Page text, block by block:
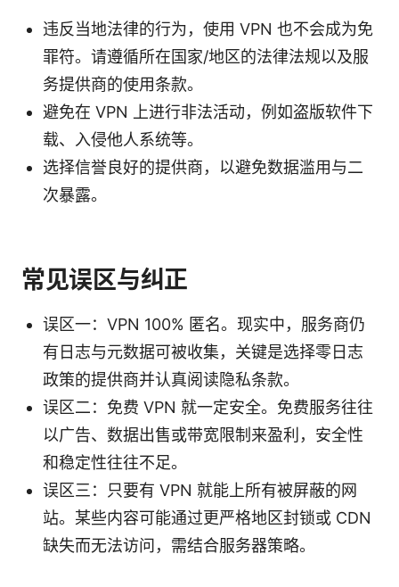
违反当地法律的行为，使用 VPN 也不会成为免
罪符。请遵循所在国家/地区的法律法规以及服
务提供商的使用条款。
避免在 VPN 上进行非法活动，例如盗版软件下
载、入侵他人系统等。
选择信誉良好的提供商，以避免数据滥用与二
次暴露。
常见误区与纠正
误区一：VPN 100% 匿名。现实中，服务商仍
有日志与元数据可被收集，关键是选择零日志
政策的提供商并认真阅读隐私条款。
误区二：免费 VPN 就一定安全。免费服务往往
以广告、数据出售或带宽限制来盈利，安全性
和稳定性往往不足。
误区三：只要有 VPN 就能上所有被屏蔽的网
站。某些内容可能通过更严格地区封锁或 CDN
缺失而无法访问，需结合服务器策略。